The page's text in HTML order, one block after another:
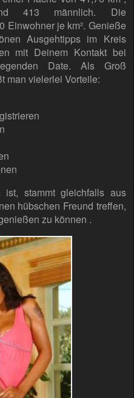
413 männlich. Die
Einwohner je km². Genieße
Ausgehtipps im Kreis
mit Deinem Kontakt bei
Date. Als Groß
man vielerlei Vorteile:
ist, stammt gleichfalls aus
hübschen Freund treffen,
zu können .